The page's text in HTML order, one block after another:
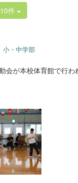
10件
小・中学部
会が本校体育館で行わ